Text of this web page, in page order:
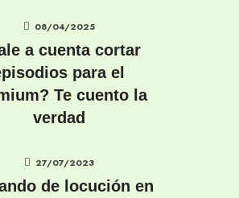
08/04/2025
a cuenta cortar
para el
Te cuento la
verdad
27/07/2023
de locución en